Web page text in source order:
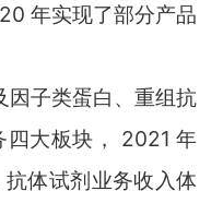
年实现了部分产品
因子类蛋白、重组抗
四大板块， 2021 年
体试剂业务收入体